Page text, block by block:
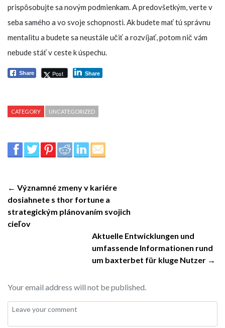
prispôsobujte sa novým podmienkam. A predovšetkým, verte v
seba samého a vo svoje schopnosti. Ak budete mať tú správnu
mentalitu a budete sa neustále učiť a rozvíjať, potom nič vám
nebude stáť v ceste k úspechu.
Share Post Share
CATEGORY UNCATEGORIZED
← Významné zmeny v kariére
dosiahnete s thor fortune a
strategickým plánovaním svojich
cieľov
Aktuelle Entwicklungen und
umfassende Informationen rund
um baxterbet für kluge Nutzer →
Your email address will not be published.